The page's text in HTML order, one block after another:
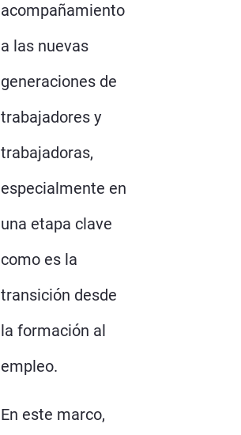
acompañamiento
a las nuevas
generaciones de
trabajadores y
trabajadoras,
especialmente en
una etapa clave
como es la
transición desde
la formación al
empleo.
En este marco,